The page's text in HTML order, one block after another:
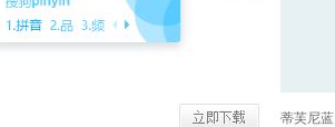
蒂芙尼蓝